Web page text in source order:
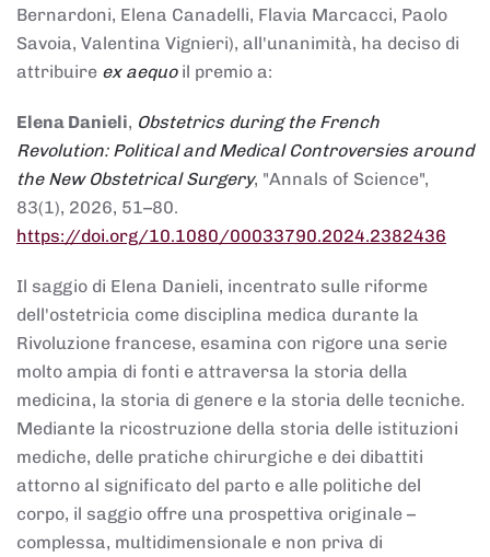
Bernardoni, Elena Canadelli, Flavia Marcacci, Paolo
Savoia, Valentina Vignieri), all'unanimità, ha deciso di
attribuire ex aequoil premio a:
Elena Danieli, Obstetrics during the French
Revolution: Political and Medical Controversies around
the New Obstetrical Surgery, "Annals of Science",
83(1), 2026, 51–80.
https://doi.org/10.1080/00033790.2024.2382436
Il saggio di Elena Danieli, incentrato sulle riforme
dell'ostetricia come disciplina medica durante la
Rivoluzione francese, esamina con rigore una serie
molto ampia di fonti e attraversa la storia della
medicina, la storia di genere e la storia delle tecniche.
Mediante la ricostruzione della storia delle istituzioni
mediche, delle pratiche chirurgiche e dei dibattiti
attorno al significato del parto e alle politiche del
corpo, il saggio offre una prospettiva originale –
complessa, multidimensionale e non priva di